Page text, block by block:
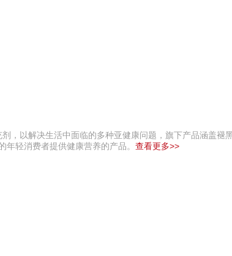
，以解决生活中面临的多种亚健康问题，旗下产品涵盖褪
轻消费者提供健康营养的产品。 查看更多>>